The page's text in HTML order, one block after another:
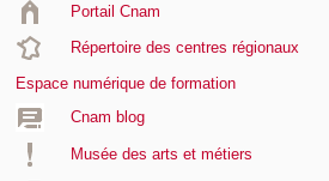
Portail Cnam
Répertoire des centres régionaux
Espace numérique de formation
Cnam blog
Musée des arts et métiers